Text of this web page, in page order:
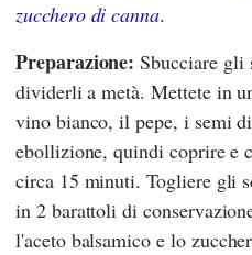
zucchero di canna.
Preparazione: Sbucciare gli
dividerli a metà. Mettete in
vino bianco, il pepe, i semi
ebollizione, quindi coprire e
circa 15 minuti. Togliere gli
in 2 barattoli di
l'aceto balsamico e lo